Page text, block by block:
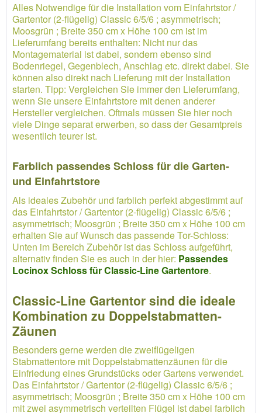
Alles Notwendige für die Installation vom Einfahrtstor /
Gartentor (2-flügelig) Classic 6/5/6 ; asymmetrisch;
Moosgrün ; Breite 350 cm x Höhe 100 cm ist im
Lieferumfang bereits enthalten: Nicht nur das
Montagematerial ist dabei, sondern ebenso sind
Bodenriegel, Gegenblech, Anschlag etc. direkt dabei. Sie
können also direkt nach Lieferung mit der Installation
starten. Tipp: Vergleichen Sie immer den Lieferumfang,
wenn Sie unsere Einfahrtstore mit denen anderer
Hersteller vergleichen. Oftmals müssen Sie hier noch
viele Dinge separat erwerben, so dass der Gesamtpreis
wesentlich teurer ist.
Farblich passendes Schloss für die Garten-
und Einfahrtstore
Als ideales Zubehör und farblich perfekt abgestimmt auf
das Einfahrtstor / Gartentor (2-flügelig) Classic 6/5/6 ;
asymmetrisch; Moosgrün ; Breite 350 cm x Höhe 100 cm
erhalten Sie auf Wunsch das passende Tor-Schloss:
Unten im Bereich Zubehör ist das Schloss aufgeführt,
alternativ finden Sie es auch in der hier: Passendes
Locinox Schloss für Classic-Line Gartentore.
Classic-Line Gartentor sind die ideale
Kombination zu Doppelstabmatten-
Zäunen
Besonders gerne werden die zweiflügeligen
Stabmattentore mit Doppelstabmattenzäunen für die
Einfriedung eines Grundstücks oder Gartens verwendet.
Das Einfahrtstor / Gartentor (2-flügelig) Classic 6/5/6 ;
asymmetrisch; Moosgrün ; Breite 350 cm x Höhe 100 cm
mit zwei asymmetrisch verteilten Flügel ist dabei farblich